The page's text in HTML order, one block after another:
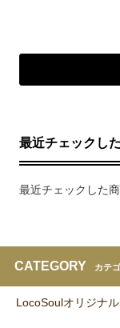
最近チェックし
最近チェックした
CATEGORY カテ
LocoSoulオリジナ